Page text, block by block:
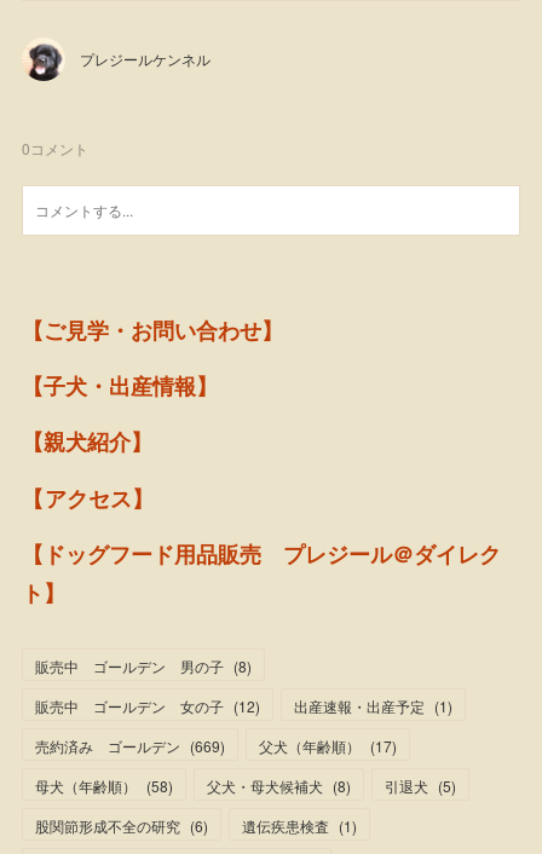
プレジールケンネル
0コメント
【ご見学・お問い合わせ】
【子犬・出産情報】
【親犬紹介】
【アクセス】
【ドッグフード用品販売 プレジール＠ダイレク
ト】
販売中 ゴールデン 男の子 (8)
販売中 ゴールデン 女の子 (12) 出産速報・出産予定 (1)
売約済み ゴールデン (669) 父犬（年齢順） (17)
母犬（年齢順）
(58) 父犬・母犬候補犬 (8) 引退犬 (5)
股関節形成不全の研究 (6) 遺伝疾患検査 (1)